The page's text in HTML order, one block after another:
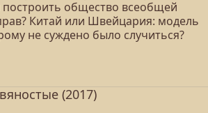
общество всеобщей
Китай или Швейцария: модель
не суждено было случиться?
(2017)